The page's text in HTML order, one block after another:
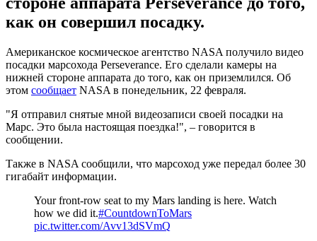
как он совершил посадку.
Американское космическое агентство NASA получило видео
посадки марсохода Perseverance. Его сделали камеры на
нижней стороне аппарата до того, как он приземлился. Об
этом сообщает NASA в понедельник, 22 февраля.
"Я отправил снятые мной видеозаписи своей посадки на
Марс. Это была настоящая поездка!", – говорится в
сообщении.
Также в NASA сообщили, что марсоход уже передал более 30
гигабайт информации.
Your front-row seat to my Mars landing is here. Watch
how we did it.#CountdownToMars
pic.twitter.com/Avv13dSVmQ